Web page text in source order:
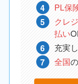
PL保
クレ
払い
充実
全国